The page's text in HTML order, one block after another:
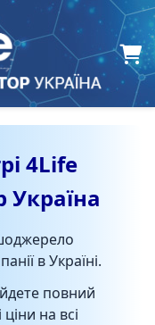
4Life
Україна
в Україні.
повний
на всі